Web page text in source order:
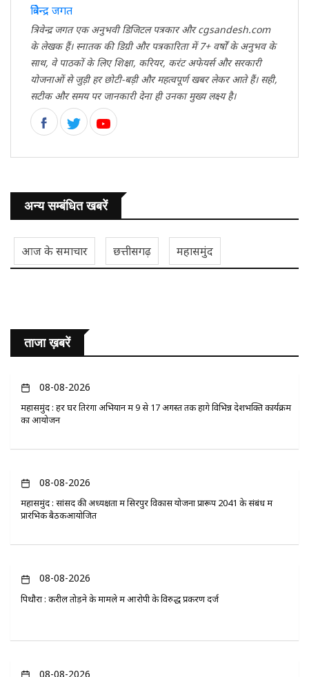
त्रिवेन्द्र जगत
त्रिवेन्द्र जगत एक अनुभवी डिजिटल पत्रकार और cgsandesh.com
के लेखक हैं। स्नातक की डिग्री और पत्रकारिता में 7+ वर्षों के अनुभव के
साथ, वे पाठकों के लिए शिक्षा, करियर, करंट अफेयर्स और सरकारी
योजनाओं से जुड़ी हर छोटी-बड़ी और महत्वपूर्ण खबर लेकर आते हैं। सही,
सटीक और समय पर जानकारी देना ही उनका मुख्य लक्ष्य है।
अन्य सम्बंधित खबरें
आज के समाचार छत्तीसगढ़ महासमुंद
ताजा ख़बरें
08-08-2026
महासमुंद : हर घर तिरंगा अभियान में 9 से 17 अगस्त तक होंगे विभिन्न देशभक्ति कार्यक्रम
का आयोजन
08-08-2026
महासमुंद : सांसद की अध्यक्षता में सिरपुर विकास योजना प्रारूप 2041 के संबंध में
प्रारंभिक बैठकआयोजित
08-08-2026
पिथौरा : करील तोड़ने के मामले में आरोपी के विरुद्ध प्रकरण दर्ज
08-08-2026